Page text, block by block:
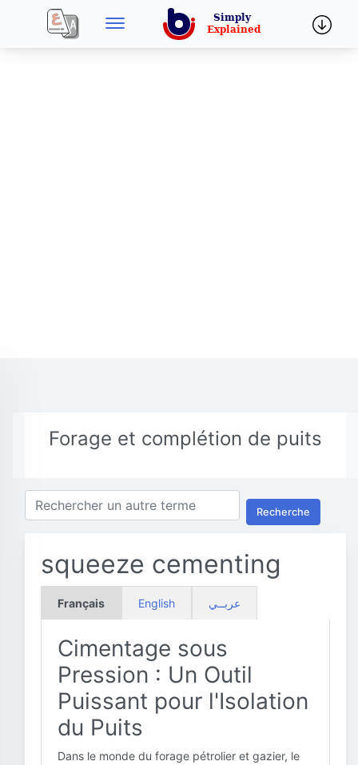
Forage et complétion de puits
Recherche
squeeze cementing
Français English عربــي
Cimentage sous
Pression : Un Outil
Puissant pour l'Isolation
du Puits
Dans le monde du forage pétrolier et gazier, le